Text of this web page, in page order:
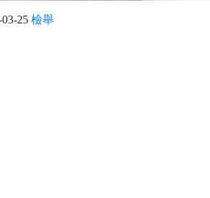
03-25 檢舉